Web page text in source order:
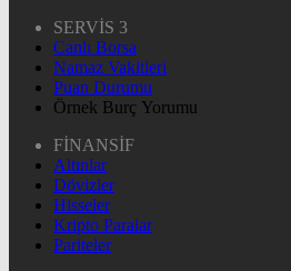
SERVİS 3
Canlı Borsa
Namaz Vakitleri
Puan Durumu
Örnek Burç Yorumu
FİNANSİF
Altınlar
Dövizler
Hisseler
Kripto Paralar
Pariteler